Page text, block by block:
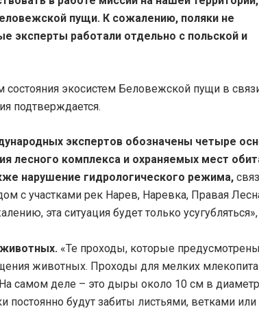
пущи. К сожалению, поляки не
эксперты работали отдельно с польской и
экосистем Беловежской пущи в
подтверждается.
экспертов обозначены четыре
лесного комплекса и охраняемых мест
нарушение гидрологического режима,
с участками рек Нарев, Наревка, Правая
эта ситуация будет только
«Те проходы, которые предусмотрены
животных. Проходы для мелких
самом деле – это дыры около 10 см в
постоянно будут забиты листьями, ветками или